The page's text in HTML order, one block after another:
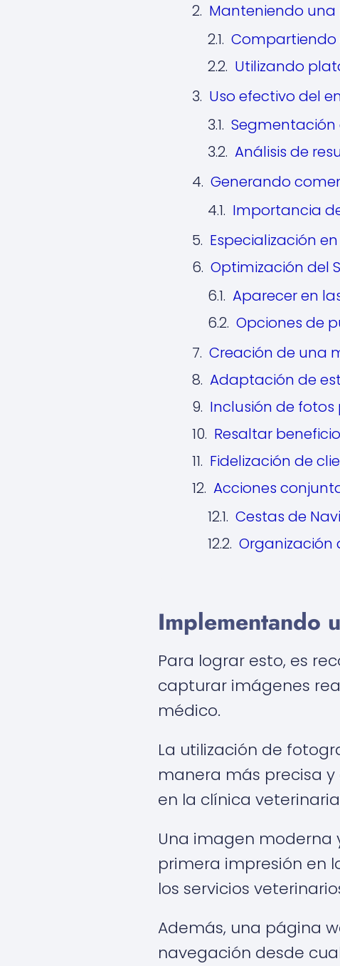
Manteniendo una
Utilizando
Uso efectivo del
Análisis de
Generando
Importancia
Especialización
Optimización del
Aparecer en
Opciones de
Creación de una
Adaptación de
Inclusión de
Resaltar
Fidelización de
Acciones
Cestas de
Organización
Implementando
Para lograr esto, es
capturar imágenes
médico.
La utilización de
manera más precisa
en la clínica
Una imagen moderna
primera impresión en
los servicios
Además, una página
navegación desde